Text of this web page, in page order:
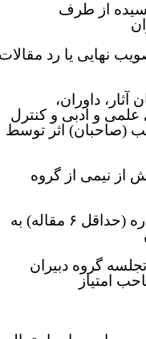
از طرف
نهایی یا رد مقالات
داوران،
و ادبی و کنترل
(صاحبان) اثر توسط
از نیمی از گروه
تعیین تعداد مقالات هر شماره (حداقل ۶ مقاله) به
گروه دبیران
امتیاز